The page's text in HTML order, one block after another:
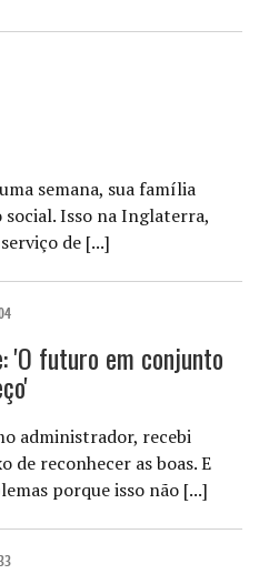
semana, sua família
social. Isso na Inglaterra,
de [...]
'O futuro em conjunto
administrador, recebi
de reconhecer as boas. E
porque isso não [...]